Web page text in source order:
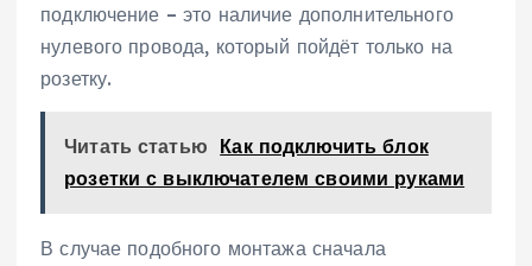
подключение – это наличие дополнительного
нулевого провода, который пойдёт только на
розетку.
Читать статью Как подключить блок
розетки с выключателем своими руками
В случае подобного монтажа сначала